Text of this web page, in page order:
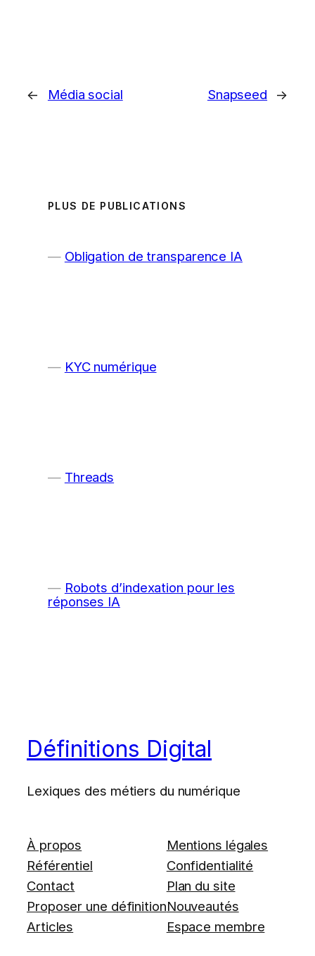
← Média social Snapseed →
PLUS DE PUBLICATIONS
Obligation de transparence IA
KYC numérique
Threads
Robots d’indexation pour les
réponses IA
Définitions Digital
Lexiques des métiers du numérique
À propos
Référentiel
Contact
Proposer une définition
Articles
Mentions légales
Confidentialité
Plan du site
Nouveautés
Espace membre